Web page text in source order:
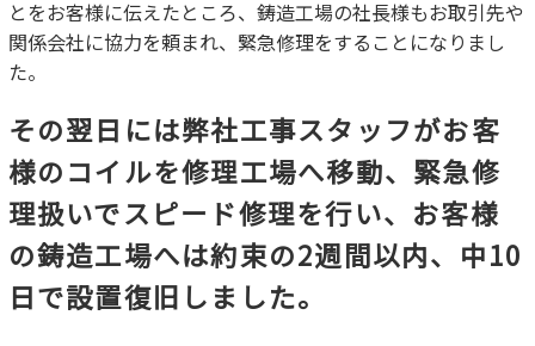
とをお客様に伝えたところ、鋳造工場の社長様もお取引先や
関係会社に協力を頼まれ、緊急修理をすることになりまし
た。
その翌日には弊社工事スタッフがお客
様のコイルを修理工場へ移動、緊急修
理扱いでスピード修理を行い、お客様
の鋳造工場へは約束の2週間以内、中10
日で設置復旧しました。